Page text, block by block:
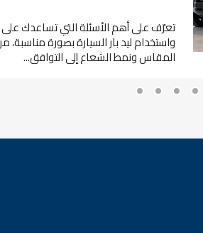
تعرّف على أهم الأسئلة التي تساعدك على
واستخدام ليد بار السيارة بصورة مناسبة،
المقاس ونمط الشعاع إلى التوافق...